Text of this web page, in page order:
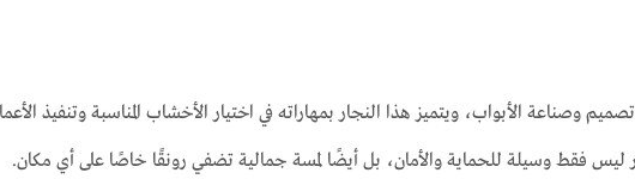
وصناعة الأبواب، ويتميز هذا النجار بمهاراته في اختيار الأخشاب المناسبة وتنفيذ
ليس فقط وسيلة للحماية والأمان، بل أيضًا لمسة جمالية تضفي رونقًا خاصًا على أي مكان.